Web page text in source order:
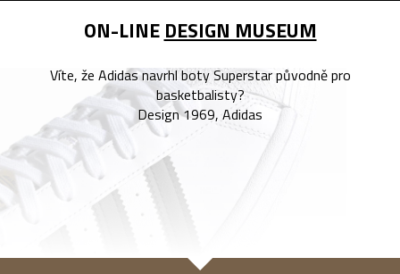
ON-LINE DESIGN MUSEUM
Víte, že Adidas navrhl boty Superstar původně pro
basketbalisty?
Design 1969, Adidas